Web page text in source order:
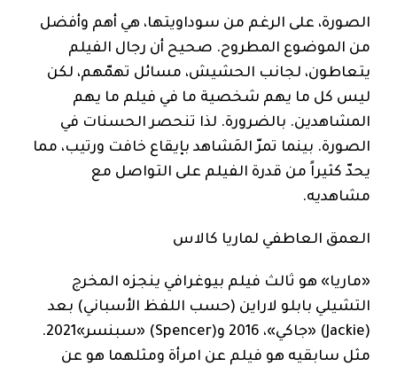
الصورة، على الرغم من سوداويتها، هي أهم وأفضل
من الموضوع المطروح. صحيح أن رجال الفيلم
يتعاطون، لجانب الحشيش، مسائل تهمّهم، لكن
ليس كل ما يهم شخصية ما في فيلم ما يهم
المشاهدين. بالضرورة. لذا تنحصر الحسنات في
الصورة. بينما تمرّ المَشاهد بإيقاع خافت ورتيب، مما
يحدّ كثيراً من قدرة الفيلم على التواصل مع
مشاهديه.
العمق العاطفي لماريا كالاس
«ماريا» هو ثالث فيلم بيوغرافي ينجزه المخرج
التشيلي بابلو لاراين (حسب اللفظ الأسباني) بعد
(Jackie) «جاكي»، 2016 و(Spencer) «سبنسر»2021.
مثل سابقيه هو فيلم عن امرأة ومثلهما هو عن